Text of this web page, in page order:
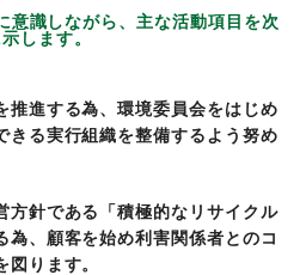
意識しながら、主な活動項目を次
します。
推進する為、環境委員会をはじめ
きる実行組織を整備するよう努め
方針である「積極的なリサイクル
為、顧客を始め利害関係者とのコ
図ります。